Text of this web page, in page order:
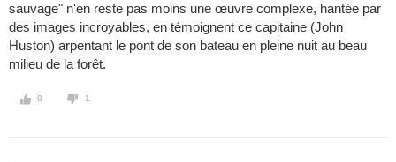
sauvage" n'en reste pas moins une œuvre complexe, hantée par
des images incroyables, en témoignent ce capitaine (John
Huston) arpentant le pont de son bateau en pleine nuit au beau
milieu de la forêt.
0 1